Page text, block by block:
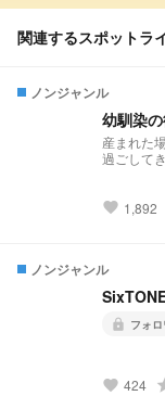
関連するスポットラ
ノンジャンル
幼馴染
産まれた
過ごしてき
favorite 1,892
ノンジャンル
lock フォ
favorite 424